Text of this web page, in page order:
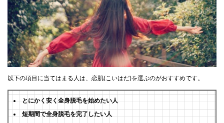
以下の項目に当てはまる人は、恋肌(こいはだ)を選ぶのがおすすめです。
とにかく安く全身脱毛を始めたい人
短期間で全身脱毛を完了したい人